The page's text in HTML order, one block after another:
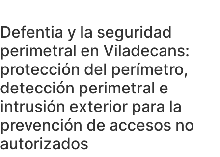
Defentia y la seguridad
perimetral en Viladecans:
protección del perímetro,
detección perimetral e
intrusión exterior para la
prevención de accesos no
autorizados